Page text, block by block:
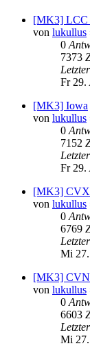
[MK3] LCC
von lukullus
0
7373
Fr 29.
[MK3] Iowa
von lukullus
0
7152
Fr 29.
[MK3] CVX
von lukullus
0
6769
Mi
[MK3] CVN
von lukullus
0
6603
Mi